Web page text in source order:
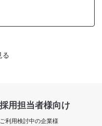
る
採用担当者様向け
ご利用検討中の企業様